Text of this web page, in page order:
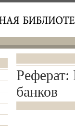
банков